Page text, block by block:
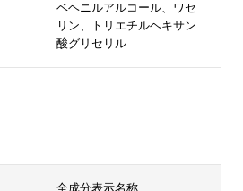
ベヘニルアルコール、ワセ
リン、トリエチルヘキサン
酸グリセリル
全成分表示名称